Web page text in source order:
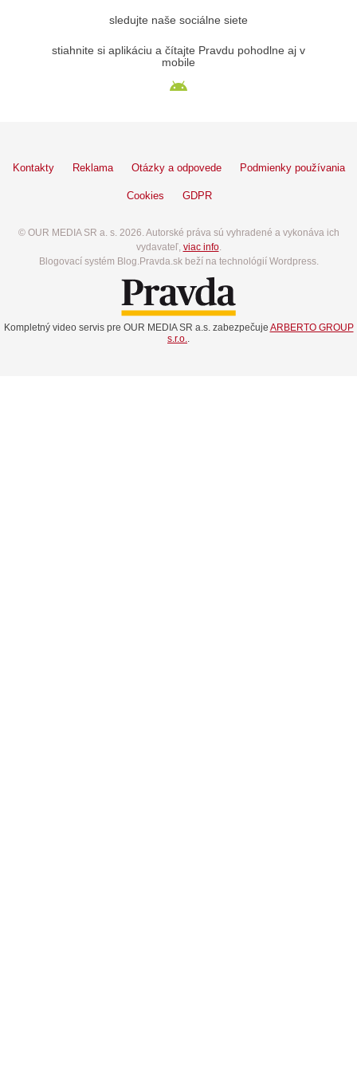
sledujte naše sociálne siete
stiahnite si aplikáciu a čítajte Pravdu pohodlne aj v
mobile
Kontakty Reklama Otázky a odpovede Podmienky používania
Cookies GDPR
© OUR MEDIA SR a. s. 2026. Autorské práva sú vyhradené a vykonáva ich
vydavateľ, viac info.
Blogovací systém Blog.Pravda.sk beží na technológií Wordpress.
Kompletný video servis pre OUR MEDIA SR a.s. zabezpečuje ARBERTO GROUP
s.r.o..